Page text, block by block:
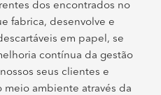
dos encontrados no
fabrica, desenvolve e
em papel, se
contínua da gestão
seus clientes e
meio ambiente através da